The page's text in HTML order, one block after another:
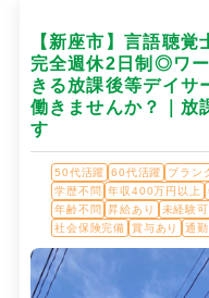
【新座市】言語聴
完全週休2日制◎ワ
きる放課後等デイサ
働きませんか？｜
す
50代活躍 60代活躍 ブラン
学歴不問
年収400万円以上
年齢不問
昇給あり 未経験可
社会保険完備
賞与あり 通